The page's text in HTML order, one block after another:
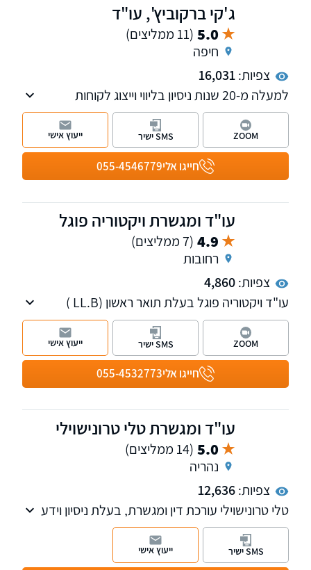
ג'קי ברקוביץ', עו"ד
5.0 (11 ממליצים)
חיפה
צפיות:16,031
למעלה מ-20 שנות ניסיון בליווי וייצוג לקוחות
בתחומים האזרחיים-מסחריים, לרבות תביעות
כספיות מורכבות, הליכי חדלות פירעון, פירוק
והבראה של חברות, הוצאה לפועל ודיני עבודה.
לזכות המשרד שורה ארוכה של הישגים והצלחות
עבור מאות לקוחות פרטיים, עסקיים ותאגידים.
חייגו אלי055-4546779
ZOOM SMS ישיר ייעוץ אישי
עו"ד ומגשרת ויקטוריה פוגל
4.9 (7 ממליצים)
רחובות
צפיות:4,860
עו"ד ויקטוריה פוגל בעלת תואר ראשון (LL.B )
ותואר שני (LL.M ) במשפטים, עם כניסתה לעולם
המשפט מיקדה פעילותה לתחום דיני המשפחה,
מקרקעין נדל"ן ותביעות נזיקין.
חייגו אלי055-4532773
ZOOM SMS ישיר ייעוץ אישי
עו"ד ומגשרת טלי טרונישוילי
5.0 (14 ממליצים)
נהריה
צפיות:12,636
טלי טרונישוילי עורכת דין ומגשרת, בעלת ניסיון וידע
עשיר בתחום דיני המשפחה, ניהול הליכי גירושין,
צוואות וירושות, מקרקעין נדל"ן, פירוק שיתוף
ופשיטת רגל. למשרד שלוחות בקרית מוצקין, נהריה
SMS ישיר ייעוץ אישי